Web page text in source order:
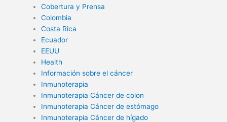
Cobertura y Prensa
Colombia
Costa Rica
Ecuador
EEUU
Health
Información sobre el cáncer
Inmunoterapia
Inmunoterapia Cáncer de colon
Inmunoterapia Cáncer de estómago
Inmunoterapia Cáncer de hígado